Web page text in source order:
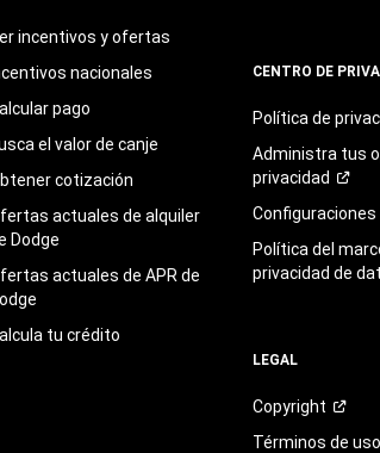
incentivos y ofertas
nacionales
pago
el valor de canje
cotización
actuales de alquiler
Dodge
actuales de APR de
tu crédito
CENTRO DE
Política de
Administra tus
privacidad
Configuraciones
Política del
privacidad de
LEGAL
Copyright
Términos deuso